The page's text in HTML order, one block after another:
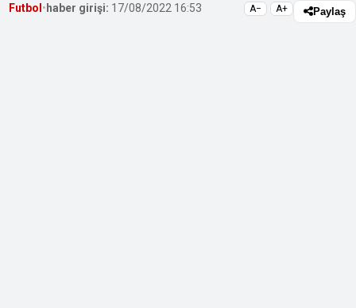
Futbol • haber girişi: 17/08/2022 16:53 A− A+ Paylaş